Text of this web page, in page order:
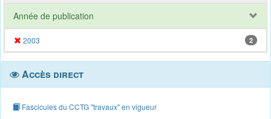
Année de publication
2003 2
Accès direct
Fascicules du CCTG "travaux" en vigueur